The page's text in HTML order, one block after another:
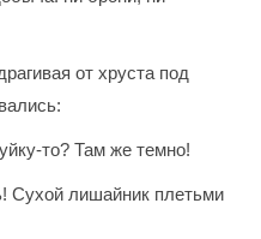
от хруста под
то? Там же темно!
Сухой лишайник плетьми